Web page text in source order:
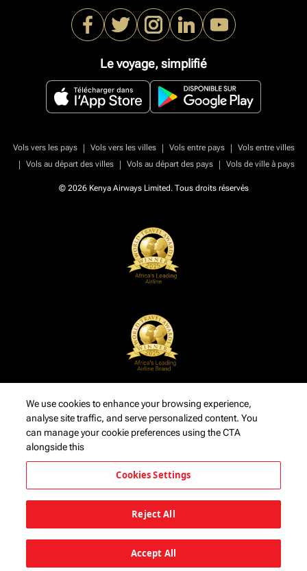
Le voyage, simplifié
Vols vers les pays | Vols vers les villes | Vols entre pays |
Vols entre villes
|
Vols au départ des villes | Vols au départ des pays | Vols de ville à pays
© 2026 Kenya Airways Limited. Tous droits réservés
We use cookies to enhance your browsing experience,
analyse site traffic, and serve personalized content. You
can manage your cookie preferences using the CTA
alongside this
Cookies Settings
Reject All
Accept All